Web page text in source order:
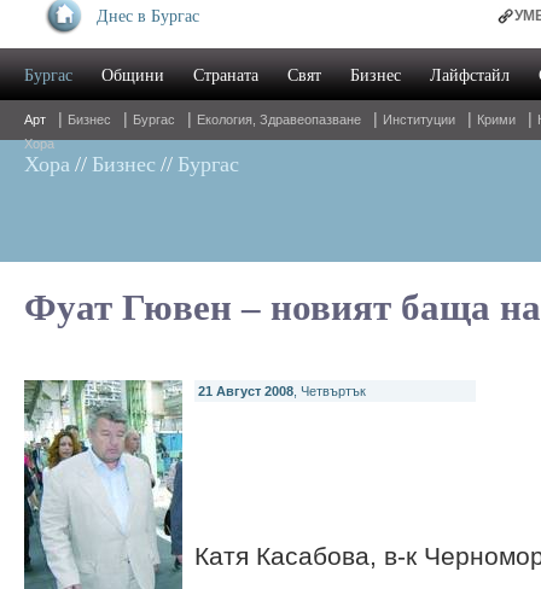
Днес в Бургас УМБАЛ Бургас
Oнлайн
Бургас Общини Страната Свят Бизнес Лайфстайл
Арт | Бизнес | Бургас | Екология, Здравеопазване | Институции | Крими |
Хора
Хора // Бизнес // Бургас
Фуат Гювен – новият баща
21 Август 2008 , Четвъртък
Катя Касабова, в-к